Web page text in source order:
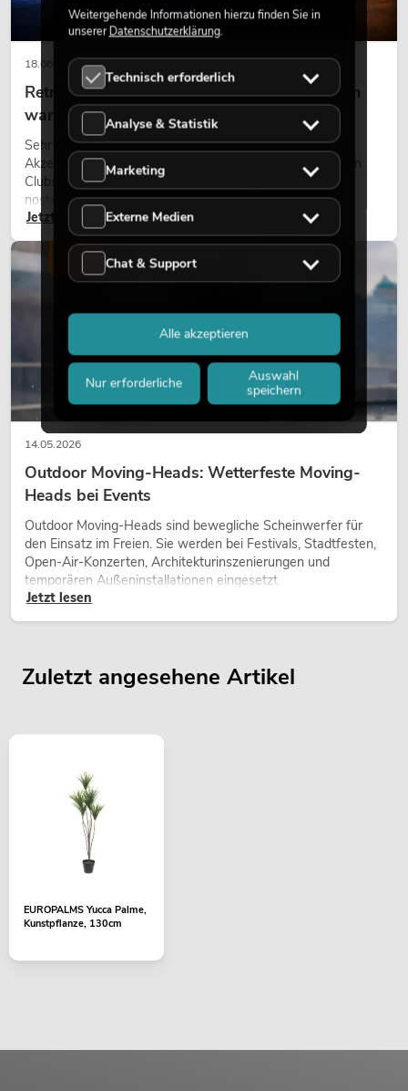
18.06.2026
Retro-Licht im modernen Lichtdesign: Warum
warmes Licht wieder wirkt
Sehr warmes Licht, sichtbare Leuchtflächen und farbige
Akzente prägen viele aktuelle Lichtdesigns auf Bühnen, in
Clubs und bei Events. Retro-Licht ist dabei kein rein
nostalgischer Effekt, sondern ein bewusst eingesetztes
Gestaltungsmittel: Es schafft Atmosphäre, gibt Szenen
Charakter und kann technische LED-Setups emotionaler
wirken lassen.
Jetzt lesen
14.05.2026
Outdoor Moving-Heads: Wetterfeste Moving-
Heads bei Events
Outdoor Moving-Heads sind bewegliche Scheinwerfer für
den Einsatz im Freien. Sie werden bei Festivals, Stadtfesten,
Open-Air-Konzerten, Architekturinszenierungen und
temporären Außeninstallationen eingesetzt.
Jetzt lesen
LICHT
Zuletzt angesehene Artikel
EUROPALMS Yucca Palme,
Kunstpflanze, 130cm
Weitergehende Informationen hierzu finden Sie in
unsererDatenschutzerklärung.
Technisch erforderlich
Analyse & Statistik
Marketing
Externe Medien
Chat & Support
Nur erforderliche
Auswahl
speichern
Alle akzeptieren